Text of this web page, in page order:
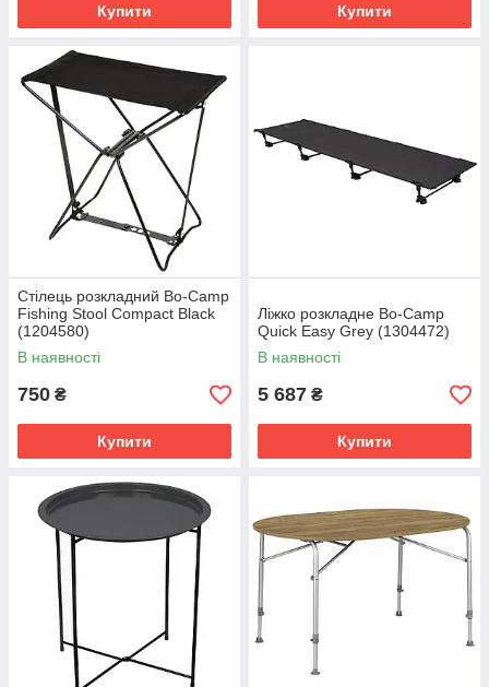
Купити Купити
Стілець розкладний Bo-Camp
Fishing Stool Compact Black
(1204580)
В наявності
750 ₴
Купити
Ліжко розкладне Bo-Camp
Quick Easy Grey (1304472)
В наявності
5 687 ₴
Купити